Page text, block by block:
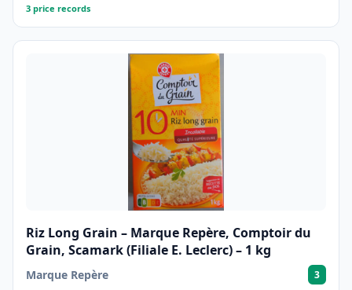
3 price records
Riz Long Grain – Marque Repère, Comptoir du
Grain, Scamark (Filiale E. Leclerc) – 1 kg
Marque Repère 3